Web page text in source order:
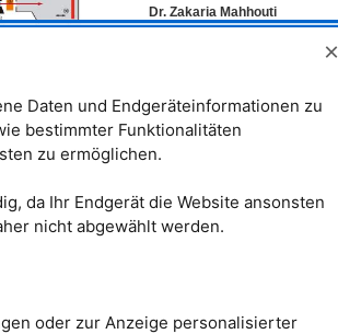
He-Spinfilter
Tonne Nutzlast
im
Dr. Zakaria Mahhouti
Telefon: +49 (0)89 158860-805
z.mahhouti@fz-juelich.de
Telefon: +49 (0)89 158860-508
×
Daten und Endgeräteinformationen zu
bestimmter Funktionalitäten
zu ermöglichen.
da Ihr Endgerät die Website ansonsten
nicht abgewählt werden.
oder zur Anzeige personalisierter